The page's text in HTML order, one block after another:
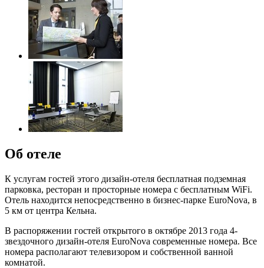
Об отеле
К услугам гостей этого дизайн-отеля бесплатная подземная
парковка, ресторан и просторные номера с бесплатным WiFi.
Отель находится непосредственно в бизнес-парке EuroNova, в
5 км от центра Кельна.
В распоряжении гостей открытого в октябре 2013 года 4-
звездочного дизайн-отеля EuroNova современные номера. Все
номера располагают телевизором и собственной ванной
комнатой.